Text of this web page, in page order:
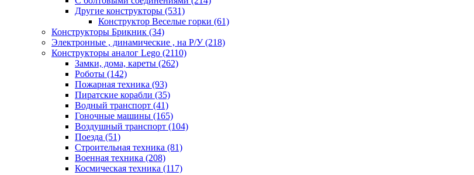
Другие конструкторы (531)
Конструктор Веселые горки (61)
Конструкторы Брикник (34)
Электронные , динамические , на Р/У(218)
Конструкторы аналог Lego (2110)
Замки, дома, кареты (262)
Роботы (142)
Пожарная техника (93)
Пиратские корабли (35)
Водный транспорт (41)
Гоночные машины (165)
Воздушный транспорт (104)
Поезда (51)
Строительная техника (81)
Военная техника (208)
Космическая техника (117)